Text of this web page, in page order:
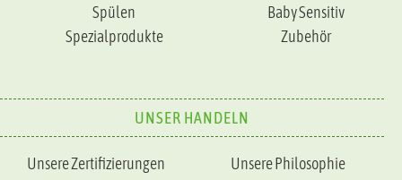
Spülen
Baby Sensitiv
Spezialprodukte
Zubehör
UNSER HANDELN
Unsere Zertifizierungen
Unsere Philosophie